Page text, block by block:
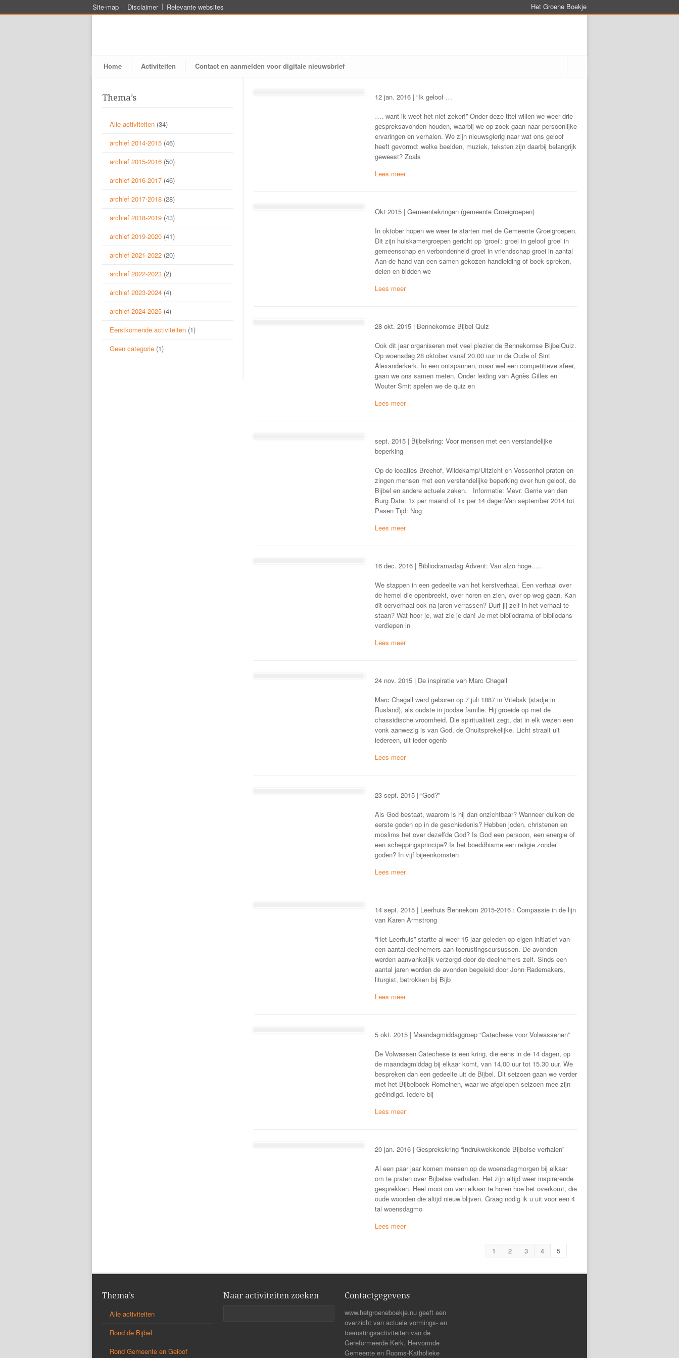
Site-map Disclaimer Relevante websites Het Groene Boekje
Home Activiteiten Contact en aanmelden voor digitale nieuwsbrief
12 jan. 2016 | “Ik geloof …
…. want ik weet het niet zeker!” Onder deze titel willen we weer drie
gespreksavonden houden, waarbij we op zoek gaan naar persoonlijke
ervaringen en verhalen. We zijn nieuwsgierig naar wat ons geloof
heeft gevormd: welke beelden, muziek, teksten zijn daarbij belangrijk
geweest? Zoals
Okt 2015 | Gemeentekringen (gemeente Groeigroepen)
In oktober hopen we weer te starten met de Gemeente Groeigroepen.
Dit zijn huiskamergroepen gericht op ‘groei’: groei in geloof groei in
gemeenschap en verbondenheid groei in vriendschap groei in aantal
Aan de hand van een samen gekozen handleiding of boek spreken,
delen en bidden we
28 okt. 2015 | Bennekomse Bijbel Quiz
Ook dit jaar organiseren met veel plezier de Bennekomse BijbelQuiz.
Op woensdag 28 oktober vanaf 20.00 uur in de Oude of Sint
Alexanderkerk. In een ontspannen, maar wel een competitieve sfeer,
gaan we ons samen meten. Onder leiding van Agnès Gilles en
Wouter Smit spelen we de quiz en
sept. 2015 | Bijbelkring: Voor mensen met een verstandelijke
beperking
Op de locaties Breehof, Wildekamp/Uitzicht en Vossenhol praten en
zingen mensen met een verstandelijke beperking over hun geloof, de
Bijbel en andere actuele zaken. Informatie: Mevr. Gerrie van den
Burg Data: 1x per maand of 1x per 14 dagenVan september 2014 tot
Pasen Tijd: Nog
16 dec. 2016 | Bibliodramadag Advent: Van alzo hoge…..
We stappen in een gedeelte van het kerstverhaal. Een verhaal over
de hemel die openbreekt, over horen en zien, over op weg gaan. Kan
dit oerverhaal ook na jaren verrassen? Durf jij zelf in het verhaal te
staan? Wat hoor je, wat zie je dan! Je met bibliodrama of bibliodans
verdiepen in
24 nov. 2015 | De inspiratie van Marc Chagall
Marc Chagall werd geboren op 7 juli 1887 in Vitebsk (stadje in
Rusland), als oudste in joodse familie. Hij groeide op met de
chassidische vroomheid. Die spiritualiteit zegt, dat in elk wezen een
vonk aanwezig is van God, de Onuitsprekelijke. Licht straalt uit
iedereen, uit ieder ogenb
23 sept. 2015 | “God?”
Als God bestaat, waarom is hij dan onzichtbaar? Wanneer duiken de
eerste goden op in de geschiedenis? Hebben joden, christenen en
moslims het over dezelfde God? Is God een persoon, een energie of
een scheppingsprincipe? Is het boeddhisme een religie zonder
goden? In vijf bijeenkomsten
14 sept. 2015 | Leerhuis Bennekom 2015-2016 : Compassie in de lijn
van Karen Armstrong
“Het Leerhuis” startte al weer 15 jaar geleden op eigen initiatief van
een aantal deelnemers aan toerustingscursussen. De avonden
werden aanvankelijk verzorgd door de deelnemers zelf. Sinds een
aantal jaren worden de avonden begeleid door John Rademakers,
liturgist, betrokken bij Bijb
5 okt. 2015 | Maandagmiddaggroep “Catechese voor Volwassenen”
De Volwassen Catechese is een kring, die eens in de 14 dagen, op
de maandagmiddag bij elkaar komt, van 14.00 uur tot 15.30 uur. We
bespreken dan een gedeelte uit de Bijbel. Dit seizoen gaan we verder
met het Bijbelboek Romeinen, waar we afgelopen seizoen mee zijn
geëindigd. Iedere bij
20 jan. 2016 | Gesprekskring “Indrukwekkende Bijbelse verhalen”
Al een paar jaar komen mensen op de woensdagmorgen bij elkaar
om te praten over Bijbelse verhalen. Het zijn altijd weer inspirerende
gesprekken. Heel mooi om van elkaar te horen hoe het overkomt, die
oude woorden die altijd nieuw blijven. Graag nodig ik u uit voor een 4
tal woensdagmo
1 2 3 4 5
Thema’s
Alle activiteiten (34)
archief 2014-2015 (46)
archief 2015-2016 (50)
archief 2016-2017 (46)
archief 2017-2018 (28)
archief 2018-2019 (43)
archief 2019-2020 (41)
archief 2021-2022 (20)
archief 2022-2023 (2)
archief 2023-2024 (4)
archief 2024-2025 (4)
Eerstkomende activiteiten (1)
Geen categorie (1)
Thema’s
Alle activiteiten
Rond de Bijbel
Rond Gemeente en Geloof
Naar activiteiten zoeken
Contactgegevens
www.hetgroeneboekje.nu geeft een
overzicht van actuele vormings- en
toerustingsactiviteiten van de
Gereformeerde Kerk, Hervormde
Gemeente en Rooms-Katholieke